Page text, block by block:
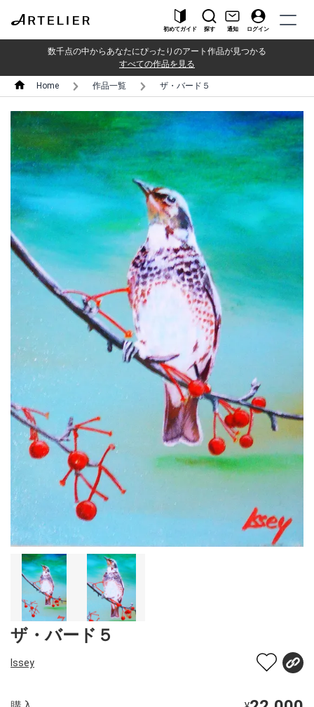
初めてガイド 探す 通知 ログイン
数千点の中からあなたにぴったりのアート作品が見つかる
すべての作品を見る
Home 作品一覧 ザ・バード５
ザ・バード５
Issey